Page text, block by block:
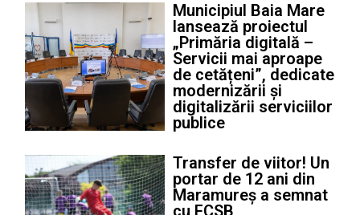
Municipiul Baia Mare
lansează proiectul
„Primăria digitală –
Servicii mai aproape
de cetățeni”, dedicate
modernizării și
digitalizării serviciilor
publice
Transfer de viitor! Un
portar de 12 ani din
Maramureș a semnat